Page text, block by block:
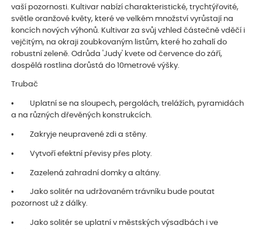
vaší pozornosti. Kultivar nabízí charakteristické, trychtýřovité,
světle oranžové květy, které ve velkém množství vyrůstají na
koncích nových výhonů. Kultivar za svůj vzhled částečně vděčí i
vejčitým, na okraji zoubkovaným listům, které ho zahalí do
robustní zeleně. Odrůda 'Judy' kvete od července do září,
dospělá rostlina dorůstá do 10metrové výšky.
Trubač
• Uplatní se na sloupech, pergolách, trelážích, pyramidách
a na různých dřevěných konstrukcích.
• Zakryje neupravené zdi a stěny.
• Vytvoří efektní převisy přes ploty.
• Zazelená zahradní domky a altány.
• Jako solitér na udržovaném trávníku bude poutat
pozornost už z dálky.
• Jako solitér se uplatní v městských výsadbách i ve